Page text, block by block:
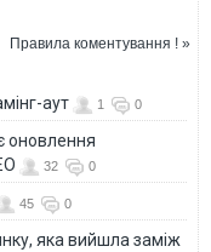
Правила коментування ! »
аут 1 0
оновлення
32 0
45 0
яка вийшла заміж